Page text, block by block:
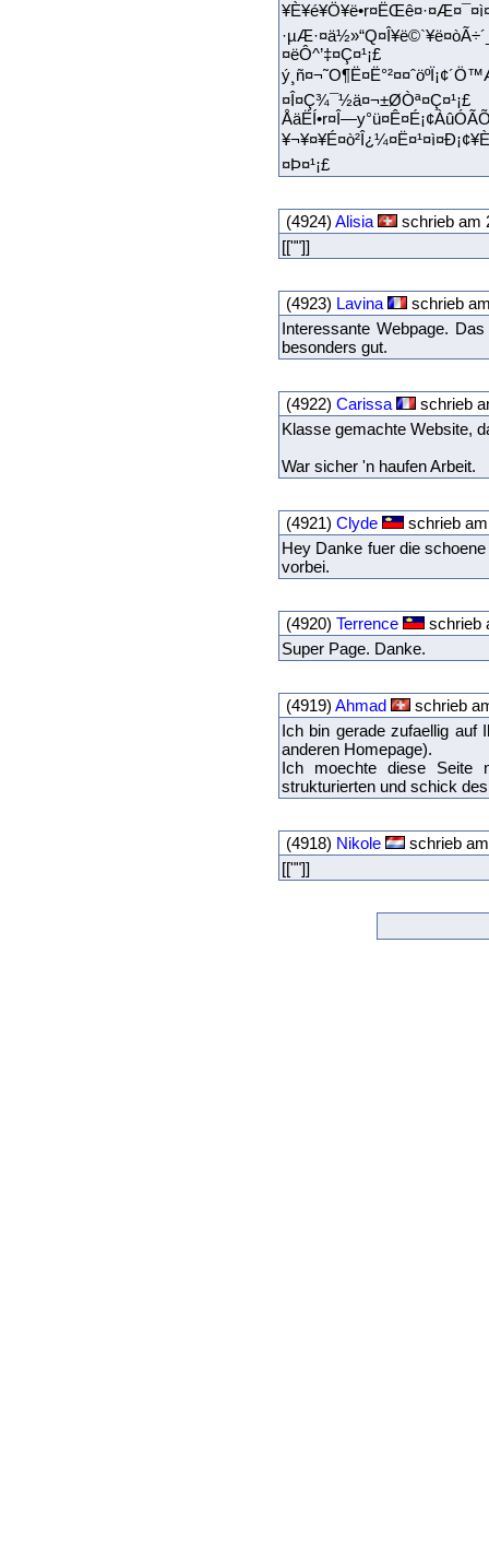
¤ëÔ^’‡¤Ç¤¹¡£
¤Î¤Ç¾¯½ä¤¬±ØÒª¤Ç¤¹¡£
¤Þ¤¹¡£
(4924) Alisia
schrieb am
[[""]]
(4923) Lavina
schrieb
Interessante Webpage.
besonders gut.
(4922) Carissa
schrieb
Klasse gemachte Website,
War sicher 'n haufen Arbeit.
(4921) Clyde
schrieb
Hey Danke fuer die
vorbei.
(4920) Terrence
schrieb
Super Page. Danke.
(4919) Ahmad
schrieb
Ich bin gerade zufaellig auf
anderen Homepage).
Ich moechte diese Seite
strukturierten und schick
(4918) Nikole
schrieb
[[""]]